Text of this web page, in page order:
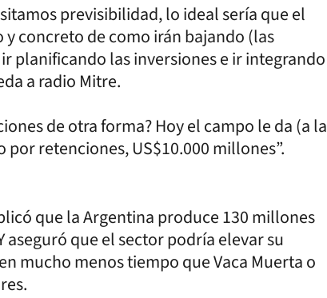
previsibilidad, lo ideal sería que el
concreto de como irán bajando (las
planificando las inversiones e ir integrando
a radio Mitre.
de otra forma? Hoy el campo le da (a la
retenciones, US$10.000 millones”.
que la Argentina produce 130 millones
que el sector podría elevar su
mucho menos tiempo que Vaca Muerta o